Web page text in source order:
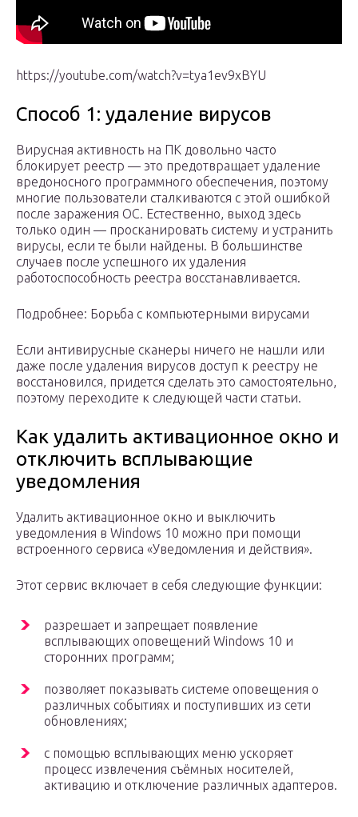
https://youtube.com/watch?v=tya1ev9xBYU
Способ 1: удаление вирусов
Вирусная активность на ПК довольно часто
блокирует реестр — это предотвращает удаление
вредоносного программного обеспечения, поэтому
многие пользователи сталкиваются с этой ошибкой
после заражения ОС. Естественно, выход здесь
только один — просканировать систему и устранить
вирусы, если те были найдены. В большинстве
случаев после успешного их удаления
работоспособность реестра восстанавливается.
Подробнее: Борьба с компьютерными вирусами
Если антивирусные сканеры ничего не нашли или
даже после удаления вирусов доступ к реестру не
восстановился, придется сделать это самостоятельно,
поэтому переходите к следующей части статьи.
Как удалить активационное окно и
отключить всплывающие
уведомления
Удалить активационное окно и выключить
уведомления в Windows 10 можно при помощи
встроенного сервиса «Уведомления и действия».
Этот сервис включает в себя следующие функции:
разрешает и запрещает появление
всплывающих оповещений Windows 10 и
сторонних программ;
позволяет показывать системе оповещения о
различных событиях и поступивших из сети
обновлениях;
с помощью всплывающих меню ускоряет
процесс извлечения съёмных носителей,
активацию и отключение различных адаптеров.